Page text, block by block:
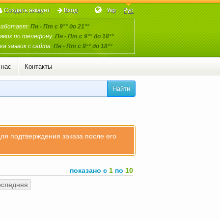
Пн - Пт с 9°° до 21°°
по телефону:Пн - Пт с 9°° до 18°°
заявок с сайта:Пн - Пт с 9°° до 18°°
Укр Рус
Создать аккаунт Вход
Контакты
Найти
подтверждения заказа после его
показано с 1 по 10